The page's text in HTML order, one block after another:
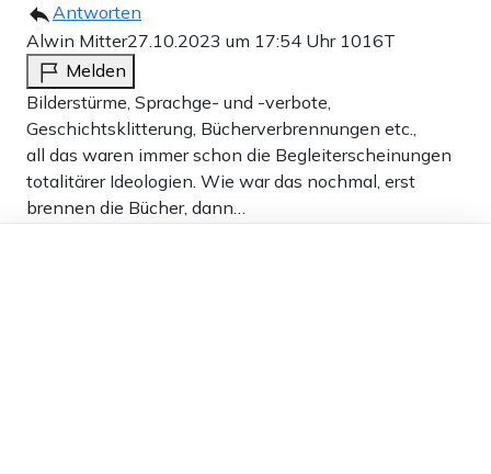
Antworten
Alwin Mitter27.10.2023 um 17:54 Uhr 1016T
Melden
Bilderstürme, Sprachge- und -verbote,
Geschichtsklitterung, Bücherverbrennungen etc.,
all das waren immer schon die Begleiterscheinungen
totalitärer Ideologien. Wie war das nochmal, erst
brennen die Bücher, dann…